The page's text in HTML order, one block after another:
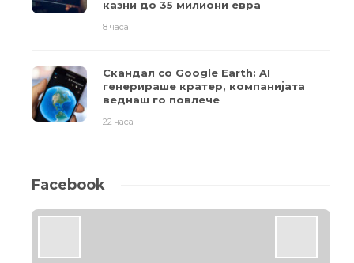
казни до 35 милиони евра
8 часа
Скандал со Google Earth: AI
генерираше кратер, компанијата
веднаш го повлече
22 часа
Facebook